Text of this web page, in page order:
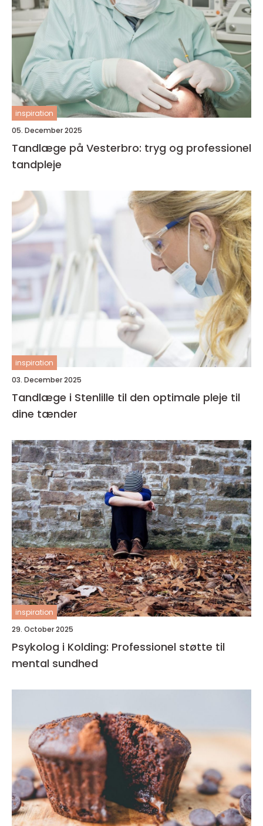
inspiration
05. December 2025
Tandlæge på Vesterbro: tryg og professionel
tandpleje
inspiration
03. December 2025
Tandlæge i Stenlille til den optimale pleje til
dine tænder
inspiration
29. October 2025
Psykolog i Kolding: Professionel støtte til
mental sundhed